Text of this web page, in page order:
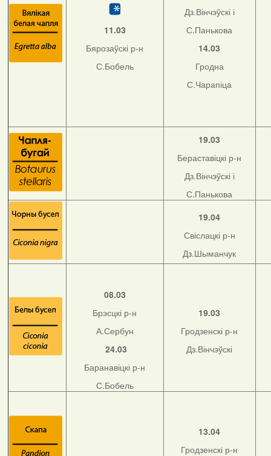
11.03
Бярозаўскі р-н
С.Бобель
Дз.Вінчэўскі і
С.Панькова
14.03
Гродна
С.Чарапіца
19.03
Бераставіцкі р-н
Дз.Вінчэўскі і
С.Панькова
19.04
Свіслацкі р-н
Дз.Шыманчук
08.03
Брэсцкі р-н
А.Сербун
24.03
Баранавіцкі р-н
С.Бобель
19.03
Гродзенскі р-н
Дз.Вінчэўскі
13.04
Гродзенскі р-н